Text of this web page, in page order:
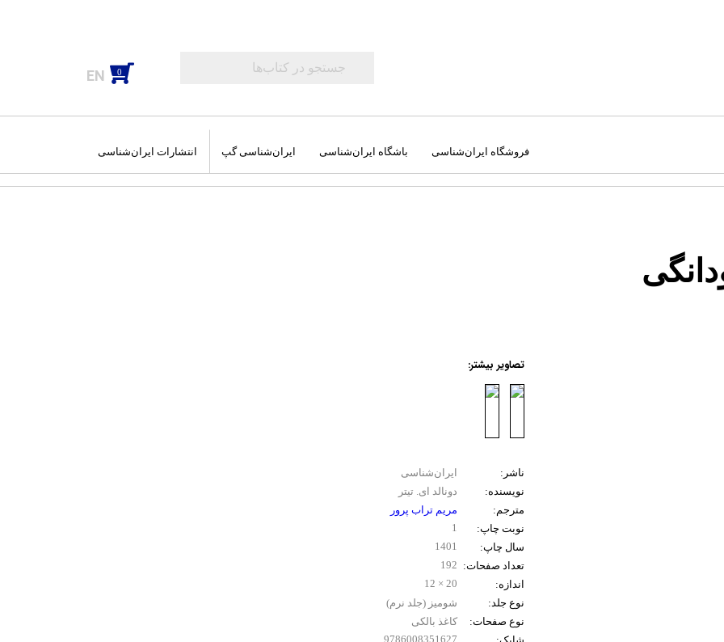
0
EN
جغرافیا
فروشگاه ایران‌شناسی باشگاه ایران‌شناسی ایران‌شناسی گپ انتشارات ایران‌شناسی
ناشر:
ایران‌شناسی
نویسنده:
دونالد ای. تیتر
مترجم:
مریم تراب پرور
نوبت چاپ:
1
سال چاپ:
1401
تعداد صفحات:
192
اندازه:
20 × 12
نوع جلد:
شومیز (جلد نرم)
نوع صفحات:
کاغذ بالکی